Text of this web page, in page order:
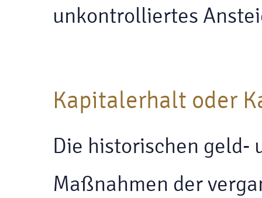
unkontrolliertes
Kapitalerhalt oder
Die historischen geld-
Maßnahmen der